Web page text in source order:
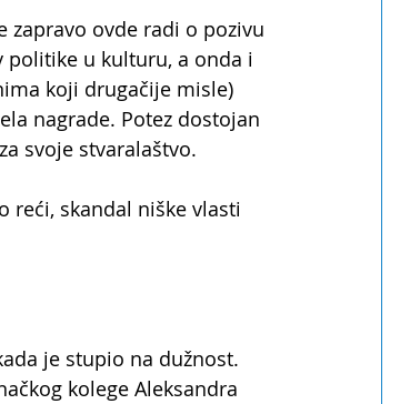
zapravo ovde radi o pozivu
u kulturu, a onda i
koji drugačije misle)
nagrade. Potez dostojan
svoje stvaralaštvo.
reći, skandal niške vlasti
je stupio na dužnost.
kolege Aleksandra